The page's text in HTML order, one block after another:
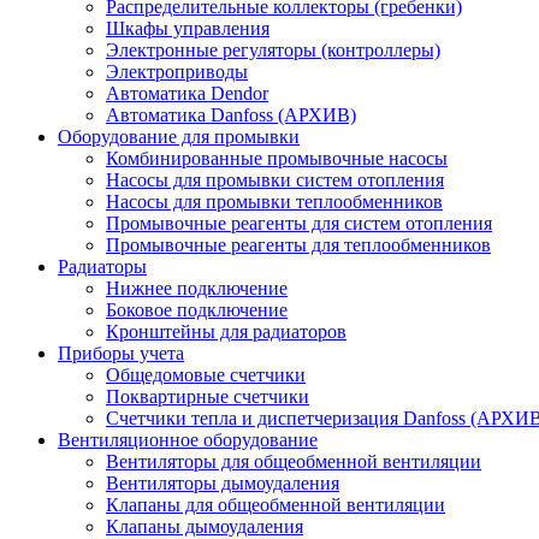
Распределительные коллекторы (гребенки)
Шкафы управления
Электронные регуляторы (контроллеры)
Электроприводы
Автоматика Dendor
Автоматика Danfoss (АРХИВ)
Оборудование для промывки
Комбинированные промывочные насосы
Насосы для промывки систем отопления
Насосы для промывки теплообменников
Промывочные реагенты для систем отопления
Промывочные реагенты для теплообменников
Радиаторы
Нижнее подключение
Боковое подключение
Кронштейны для радиаторов
Приборы учета
Общедомовые счетчики
Поквартирные счетчики
Счетчики тепла и диспетчеризация Danfoss
Вентиляционное оборудование
Вентиляторы для общеобменной вентиляции
Вентиляторы дымоудаления
Клапаны для общеобменной вентиляции
Клапаны дымоудаления